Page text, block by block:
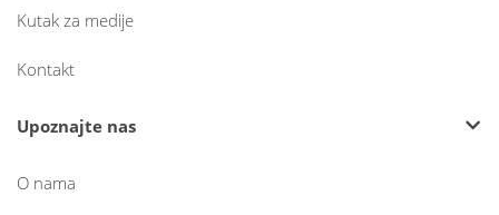
Kutak za medije
Kontakt
Upoznajte nas
O nama